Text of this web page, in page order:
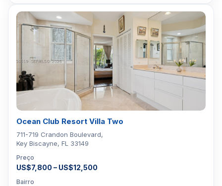
Ocean Club Resort Villa Two
711-719 Crandon Boulevard,
Key Biscayne, FL 33149
Preço
US$7,800 – US$12,500
Bairro